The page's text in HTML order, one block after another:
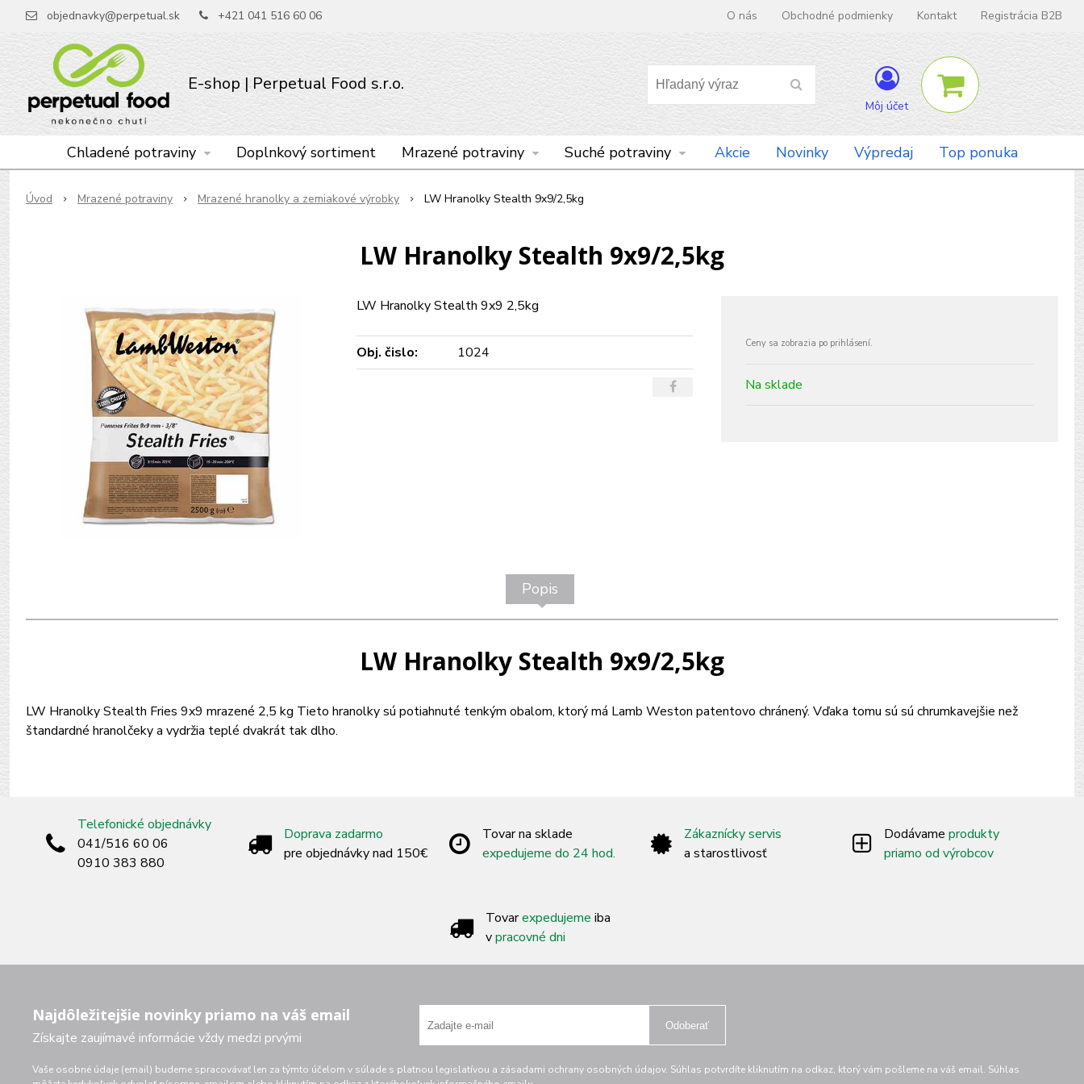
E-shop | Perpetual Food s.r.o.
objednavky@perpetual.sk +421 041 516 60 06 O nás Obchodné podmienky Kontakt Registrácia B2B
Môj účet
Chladené potraviny Doplnkový sortiment Mrazené potraviny Suché potraviny Akcie Novinky Výpredaj Top ponuka
Úvod Mrazené potraviny Mrazené hranolky a zemiakové výrobky LW Hranolky Stealth 9x9/2,5kg
LW Hranolky Stealth 9x9/2,5kg
Na sklade
LW Hranolky Stealth 9x9 2,5kg
Obj. čislo: 1024
Popis
LW Hranolky Stealth 9x9/2,5kg
LW Hranolky Stealth Fries 9x9 mrazené 2,5 kg Tieto hranolky sú potiahnuté tenkým obalom, ktorý má Lamb Weston patentovo chránený. Vďaka tomu sú sú chrumkavejšie než
štandardné hranolčeky a vydržia teplé dvakrát tak dlho.
Telefonické objednávky
041/516 60 06
0910 383 880
Doprava zadarmo
pre objednávky nad 150€
Tovar na sklade
expedujeme do 24 hod.
Zákaznícky servis
a starostlivosť
Dodávame produkty
priamo od výrobcov
Tovarexpedujeme iba
vpracovné dni
Najdôležitejšie novinky priamo na váš email
Získajte zaujímavé informácie vždy medzi prvými
Odoberať
Vaše osobné údaje (email) budeme spracovávať len za týmto účelom v súlade s platnou legislatívou a zásadami ochrany osobných údajov. Súhlas potvrdíte kliknutím na odkaz, ktorý vám pošleme na váš email. Súhlas